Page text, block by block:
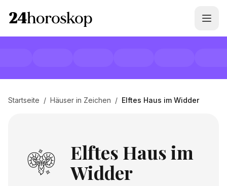
Startseite / Häuser in Zeichen / Elftes Haus im Widder
Elftes Haus im
Widder